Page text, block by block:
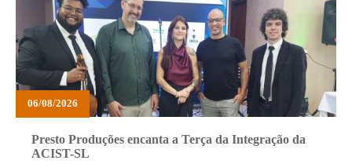
06/08/2026
Presto Produções encanta a Terça da Integração da
ACIST-SL